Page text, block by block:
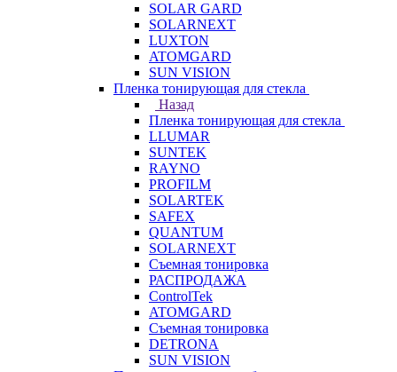
SOLAR GARD
SOLARNEXT
LUXTON
ATOMGARD
SUN VISION
Пленка тонирующая для стекла
Назад
Пленка тонирующая для стекла
LLUMAR
SUNTEK
RAYNO
PROFILM
SOLARTEK
SAFEX
QUANTUM
SOLARNEXT
Съемная тонировка
РАСПРОДАЖА
ControlTek
ATOMGARD
Съемная тонировка
DETRONA
SUN VISION